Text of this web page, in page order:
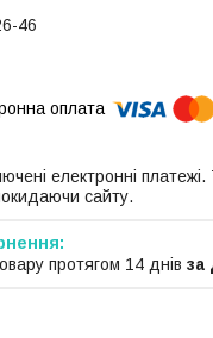
46
електронні
сайту.
протягом 14 днів за